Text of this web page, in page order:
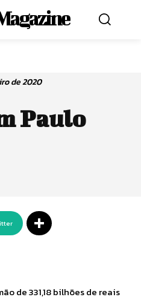
de 2020
Paulo
de 331,18 bilhões de reais